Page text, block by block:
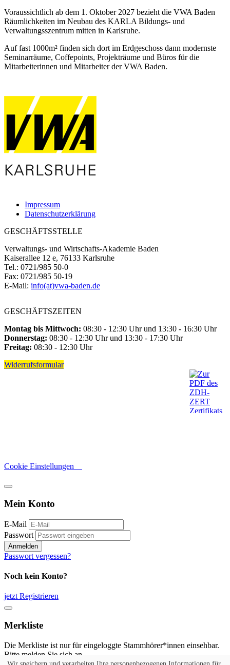
Voraussichtlich ab dem 1. Oktober 2027 bezieht die VWA Baden
Räumlichkeiten im Neubau des KARLA Bildungs- und
Verwaltungsszentrum mitten in Karlsruhe.
Auf fast 1000m² finden sich dort im Erdgeschoss dann modernste
Seminarräume, Coffepoints, Projekträume und Büros für die
Mitarbeiterinnen und Mitarbeiter der VWA Baden.
Impressum
Datenschutzerklärung
GESCHÄFTSSTELLE
Verwaltungs- und Wirtschafts-Akademie Baden
Kaiserallee 12 e, 76133 Karlsruhe
Tel.: 0721/985 50-0
Fax: 0721/985 50-19
E-Mail: info(at)vwa-baden.de
GESCHÄFTSZEITEN
Montag bis Mittwoch: 08:30 - 12:30 Uhr und 13:30 - 16:30 Uhr
Donnerstag: 08:30 - 12:30 Uhr und 13:30 - 17:30 Uhr
Freitag: 08:30 - 12:30 Uhr
Widerrufsformular
Cookie Einstellungen
Mein Konto
E-Mail
Passwort
Anmelden
Passwort vergessen?
Noch kein Konto?
jetzt Registrieren
Merkliste
Die Merkliste ist nur für eingeloggte Stammhörer*innen einsehbar.
Bitte melden Sie sich an.